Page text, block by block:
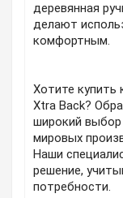
деревянная
делают
комфортным.
Хотите купить
Xtra Back?
широкий
мировых
Наши
решение,
потребности.